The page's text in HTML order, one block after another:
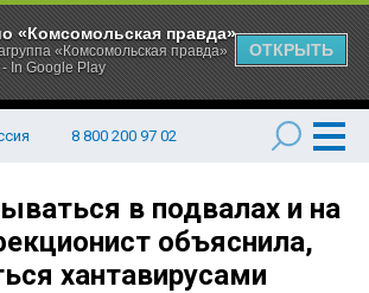
8 800 200 97 02
в подвалах и на
объяснила,
хантавирусами
«Комсомольская правда»
«Комсомольская правда»
In Google Play
ОТКРЫТЬ